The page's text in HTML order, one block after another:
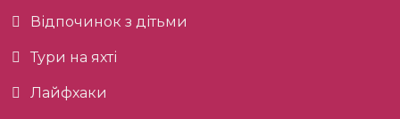
Відпочинок з дітьми
Тури на яхті
Лайфхаки